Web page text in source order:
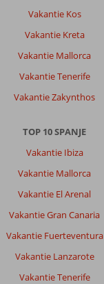
Vakantie Kos
Vakantie Kreta
Vakantie Mallorca
Vakantie Tenerife
Vakantie Zakynthos
TOP 10 SPANJE
Vakantie Ibiza
Vakantie Mallorca
Vakantie El Arenal
Vakantie Gran Canaria
Vakantie Fuerteventura
Vakantie Lanzarote
Vakantie Tenerife